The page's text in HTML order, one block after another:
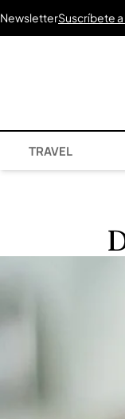
NewsletterSuscríbete
TRAVEL